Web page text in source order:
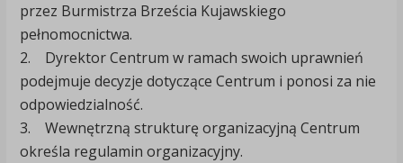
przez Burmistrza Brześcia Kujawskiego
pełnomocnictwa.
2. Dyrektor Centrum w ramach swoich uprawnień
podejmuje decyzje dotyczące Centrum i ponosi za nie
odpowiedzialność.
3. Wewnętrzną strukturę organizacyjną Centrum
określa regulamin organizacyjny.